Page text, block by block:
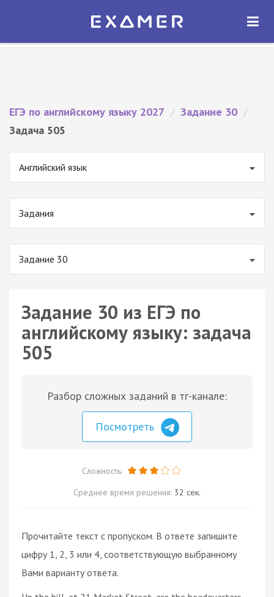
Экзамер — ЕГЭ 2027
ОТКРЫТЬ
ЕГЭ по английскому языку 2027 / Задание 30 /
Задача 505
Английский язык
Задания
Задание 30
Задание 30 из ЕГЭ по
английскому языку: задача
505
Разбор сложных заданий в тг-канале:
Посмотреть
Сложность:
Среднее время решения: 32 сек.
Прочитайте текст с пропуском. В ответе запишите
цифру 1, 2, 3 или 4, соответствующую выбранному
Вами варианту ответа.